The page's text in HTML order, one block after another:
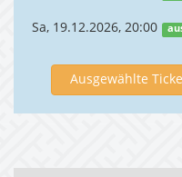
Sa, 19.12.2026, 20:00
Ausgewählte